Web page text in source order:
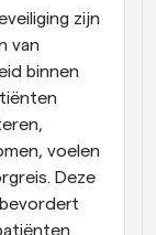
zijn
van
binnen
voelen
Deze